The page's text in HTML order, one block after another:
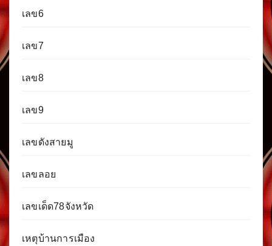
เลข6
เลข7
เลข8
เลข9
เลขดังสายมู
เลขลอย
เลขเด็ด78จังหวัด
เหตุบ้านการเมือง